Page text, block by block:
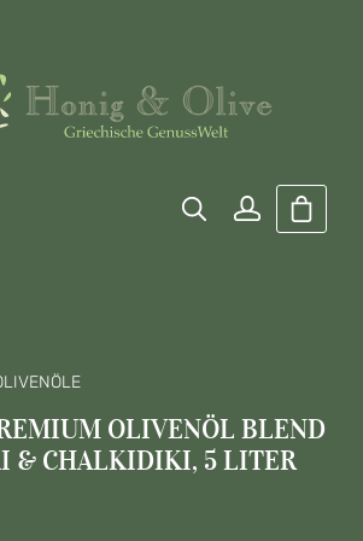
OLIVENÖL BLEND
& CHALKIDIKI, 5 LITER